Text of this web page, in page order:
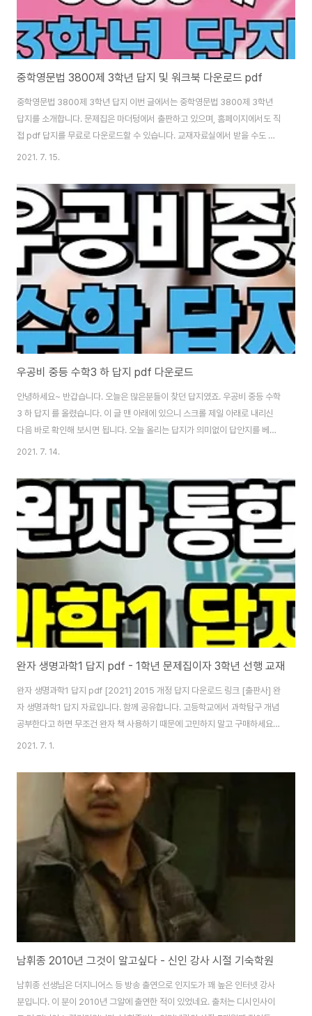
중학영문법 3800제 3학년 답지 및 워크북 다운로드 pdf
중학영문법 3800제 3학년 답지 이번 글에서는 중학영문법 3800제 3학년
답지를 소개합니다. 문제집은 마더텅에서 출판하고 있으며, 홈페이지에서도 직
접 pdf 답지를 무료로 다운로드할 수 있습니다. 교재자료실에서 받을 수도 있
는데요. 현재 다운로드할 수 있는 중학영문법 3800제 3학년 답지는 총 3가지
파일 형식은 PDF라서 크롬 브라우저에서 바로 오픈이 가능하지만 열리지 않
는다면 별도의 뷰어를 설치하여 불러오기해서 열어주면 됩니다. 모바일(스마트
폰) 환경에서도 요즘 폰은 뷰어가 기본적으로 깔려있긴하지만 열리지 않는다면
앱스토어를 통해 뷰어를 설치 후 열어주시기 바랍니다. 아래는 중학영문법
3800제 3학년 답지 파일입니다..
2021. 7. 15.
우공비 중등 수학3 하 답지 pdf 다운로드
안녕하세요~ 반갑습니다. 오늘은 많은분들이 찾던 답지였죠. 우공비 중등 수학
3 하 답지 를 올렸습니다. 이 글 맨 아래에 있으니 스크롤 제일 아래로 내리신
다음 바로 확인해 보시면 됩니다. 오늘 올리는 답지가 의미없이 답안지를 베껴
쓰는 것에 그치지 않고 꼭 문제 풀이하고 나서 답안을 확인하는 용도로 그 용도
춰보실 사람들을 위하여 업로드해두는 자료에요. 가끔은 학원, 과외 선생님들
에게 답안을 지워달라는 항의 연락을 받네요… ㅜㅡㅜ 여기 학생들은 그렇지
않을거라고 기대하고 있답니다. ^^* 그럼 우공비 중등 수학3 하 답지 다운로드
방법은 글 아래에 있습니다. 답안지 PDF 파일이 열리지 않는다는 학생이 있는
데요. PDF View..
2021. 7. 14.
완자 생명과학1 답지 pdf - 1학년 문제집이자 3학년 선행 교재
완자 생명과학1 답지 pdf [2021] 2015 개정 답지 다운로드 링크 [출판사] 완
자 생명과학1 답지 자료입니다. 함께 공유합니다. 고등학교에서 과학탐구 개념
공부한다고 하면 무조건 완자 책 사용하기 때문에 고민하지 말고 구매하세요.
개념 설명이 꼼꼼하게 잘 되어있고 다른 문제집에 비해 문제도 많이 수록되어
않은 책이라 생각하기 때문에 리뷰로 적을 내용도 없는 거 같네요. 완자 생명과
학1 답지는 자습서가 따로 필요 없을 정도로 정리가 잘되어있고 난이도는 쉬워
서 처음 생명과학 문제집으로 선택한 문제집으로 혼자서도 쉽게 풀 수 있고 개
념 설명도 자세하게 정리가 되어 있어 큰 부담 없이 한 권 끝낼 수 있는 교재라
과학 문제집입..
2021. 7. 1.
남휘종 2010년 그것이 알고싶다 - 신인 강사 시절 기숙학원
남휘종 선생님은 더지니어스 등 방송 출연으로 인지도가 꽤 높은 인터넷 강사
분입니다. 이 분이 2010년 그알에 출연한 적이 있었네요. 출처는 디시인사이